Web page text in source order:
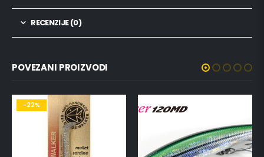
RECENZIJE (0)
POVEZANI PROIZVODI